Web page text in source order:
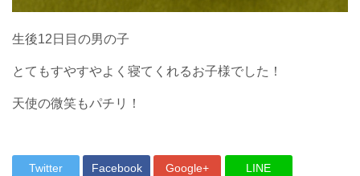
生後12日目の男の子
とてもすやすやよく寝てくれるお子様でした！
天使の微笑もパチリ！
Twitter Facebook Google+ LINE